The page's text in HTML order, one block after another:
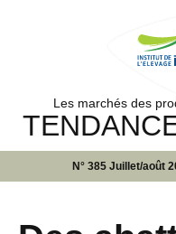
Les marchés des
N° 385 Juillet/août